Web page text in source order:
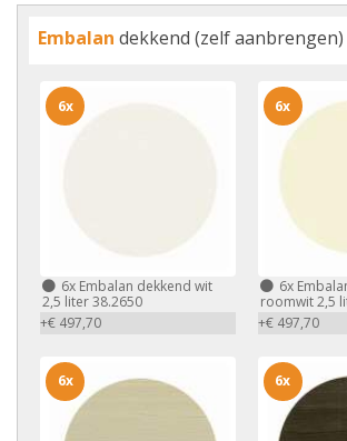
Embalan dekkend (zelf aanbrengen)
6x Embalan dekkend wit
2,5 liter 38.2650
+€ 497,70
6x
6x
roomwit 2,5
+€ 497,70
6x
6x 6x